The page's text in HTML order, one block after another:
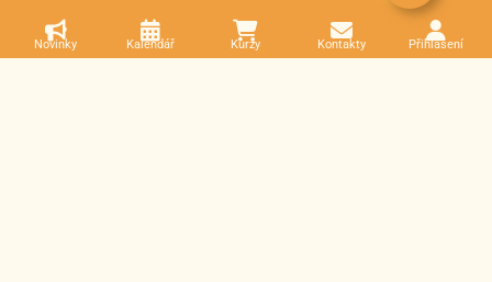
Novinky Kalendář Kurzy Kontakty Přihlášení